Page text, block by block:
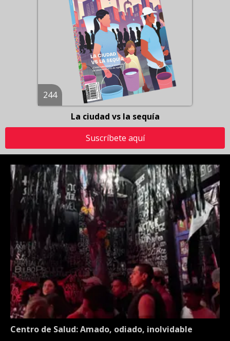
244
La ciudad vs la sequía
Suscríbete aquí
Centro de Salud: Amado, odiado, inolvidable